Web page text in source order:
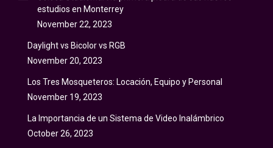
estudios en Monterrey
November 22, 2023
Daylight vs Bicolor vs RGB
November 20, 2023
Los Tres Mosqueteros: Locación, Equipo y Personal
November 19, 2023
La Importancia de un Sistema de Video Inalámbrico
October 26, 2023